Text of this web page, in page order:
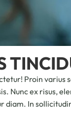
Proin
Nunc ex risus,
diam. In